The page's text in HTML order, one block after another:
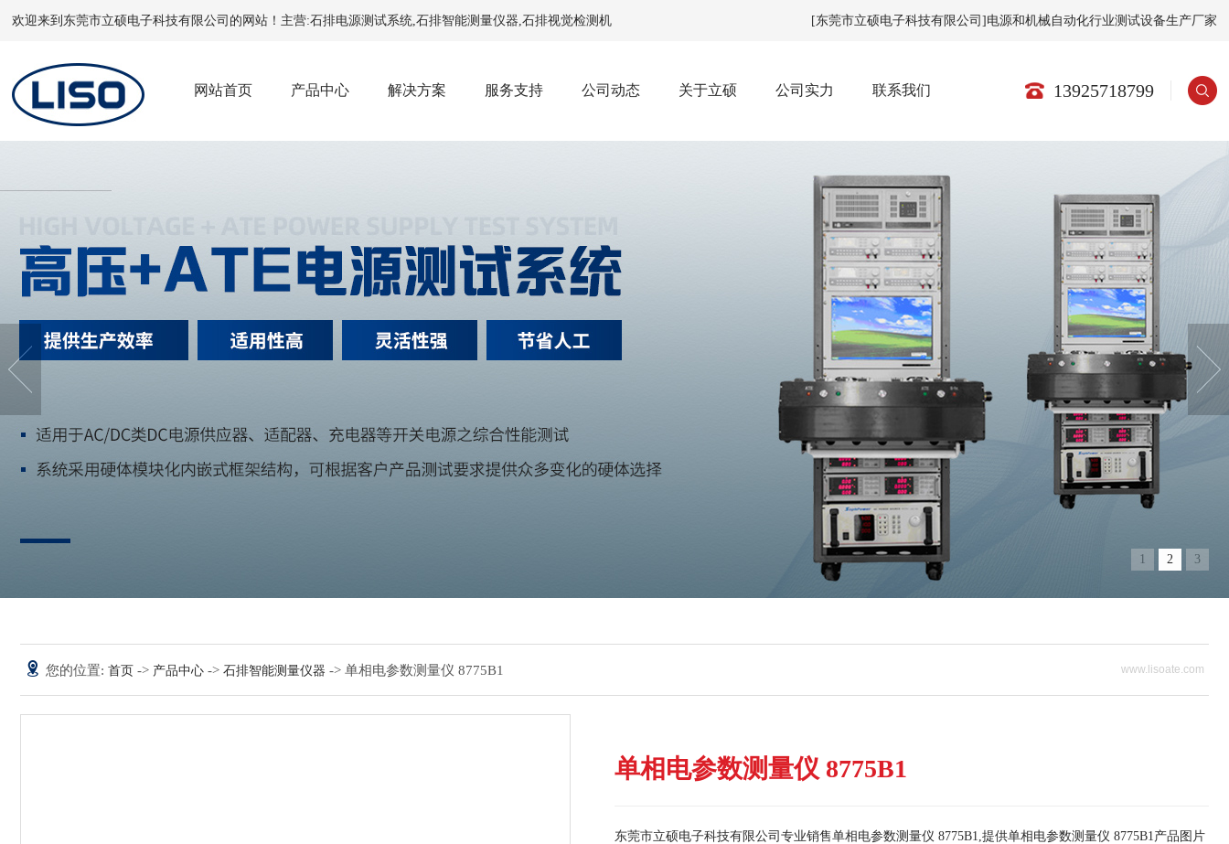
欢迎来到东莞市立硕电子科技有限公司的网站！主营:石排电源测试系统,石排智能测量仪器,石排视觉检测机 [东莞市立硕电子科技有限公司]电源和机械自动化行业测试设备生产厂家
网站首页 产品中心 解决方案 服务支持 公司动态 关于立硕 公司实力 联系我们 13925718799
1 2 3
您的位置: 首页 -> 产品中心 -> 石排智能测量仪器 -> 单相电参数测量仪 8775B1 www.lisoate.com
单相电参数测量仪 8775B1
东莞市立硕电子科技有限公司专业销售单相电参数测量仪 8775B1,提供单相电参数测量仪 8775B1产品图片